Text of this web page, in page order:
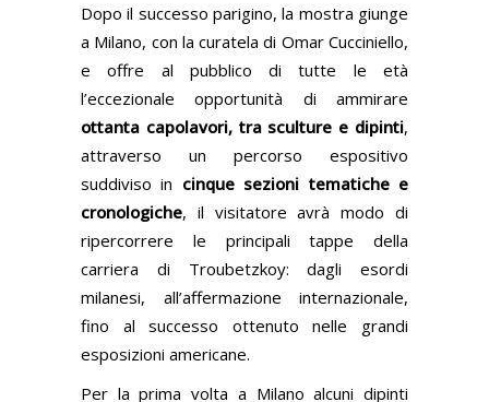
Dopo il successo parigino, la mostra giunge
a Milano, con la curatela di Omar Cucciniello,
e offre al pubblico di tutte le età
l’eccezionale opportunità di ammirare
ottanta capolavori, tra sculture e dipinti,
attraverso un percorso espositivo
suddiviso in cinque sezioni tematiche e
cronologiche, il visitatore avrà modo di
ripercorrere le principali tappe della
carriera di Troubetzkoy: dagli esordi
milanesi, all’affermazione internazionale,
fino al successo ottenuto nelle grandi
esposizioni americane.
Per la prima volta a Milano alcuni dipinti